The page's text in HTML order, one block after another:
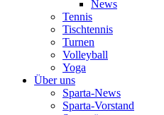
News
Tennis
Tischtennis
Turnen
Volleyball
Yoga
Über uns
Sparta-News
Sparta-Vorstand